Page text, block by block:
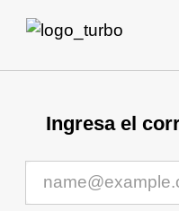
Ingresa el